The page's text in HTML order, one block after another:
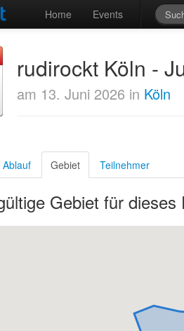
Home Events
rudirockt Köln -
am 13. Juni 2026 in Köln
Ablauf Gebiet Teilnehmer
Gebiet für dieses